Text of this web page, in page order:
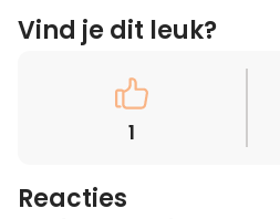
Vind je dit leuk?
1
Reacties